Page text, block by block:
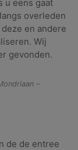
u eens gaat
overleden
en andere
Wij
gevonden.
–
de de entree